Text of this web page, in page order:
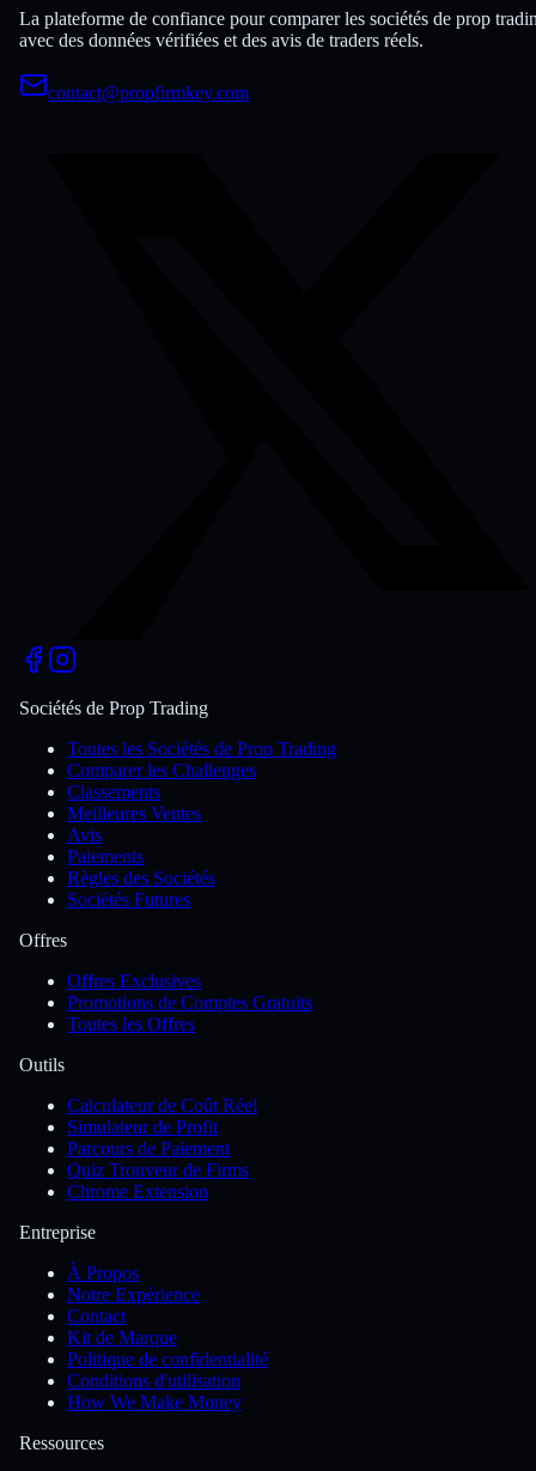
La plateforme de confiance pour comparer les sociétés de prop
avec des données vérifiées et des avis de traders réels.
contact@propfirmkey.com
Sociétés de Prop Trading
Toutes les Sociétés de Prop Trading
Comparer les Challenges
Classements
Meilleures Ventes
Avis
Paiements
Règles des Sociétés
Sociétés Futures
Offres
Offres Exclusives
Promotions de Comptes Gratuits
Toutes les Offres
Outils
Calculateur de Coût Réel
Simulateur de Profit
Parcours de Paiement
Quiz Trouveur de Firms
Chrome Extension
Entreprise
À Propos
Notre Expérience
Contact
Kit de Marque
Politique de confidentialité
Conditions d'utilisation
How We Make Money
Ressources